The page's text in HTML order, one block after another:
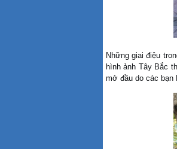
Những giai điệu
hình ảnh Tây Bắc
mở đầu do các bạn